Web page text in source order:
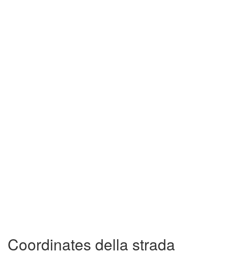
Coordinates della strada